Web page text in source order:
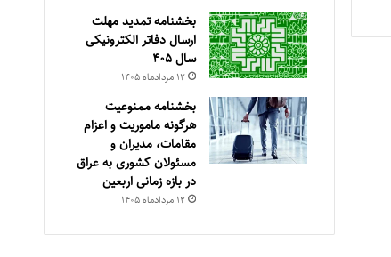
بخشنامه تمدید مهلت
ارسال دفاتر الکترونیکی
سال ۴۰۵
۱۲ مرداد‌ماه ۱۴۰۵
بخشنامه ممنوعیت
هرگونه ماموریت و اعزام
مقامات، مدیران و
مسئولان کشوری به عراق
در بازه زمانی اربعین
۱۲ مرداد‌ماه ۱۴۰۵